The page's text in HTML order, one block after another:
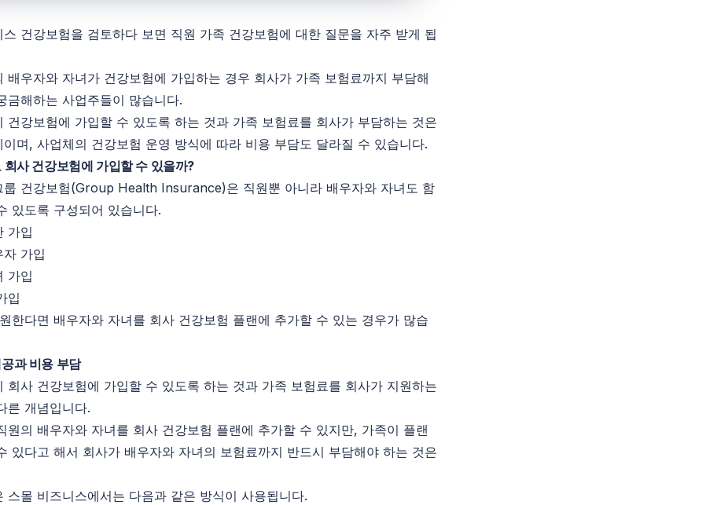
스 건강보험을 검토하다 보면 직원 가족 건강보험에 대한 질문을 자주 받게 됩
배우자와 자녀가 건강보험에 가입하는 경우 회사가 가족 보험료까지 부담해
금해하는 사업주들이 많습니다.
건강보험에 가입할 수 있도록 하는 것과 가족 보험료를 회사가 부담하는 것은
이며, 사업체의 건강보험 운영 방식에 따라 비용 부담도 달라질 수 있습니다.
회사 건강보험에 가입할 수 있을까?
룹 건강보험(Group Health Insurance)은 직원뿐 아니라 배우자와 자녀도 함
있도록 구성되어 있습니다.
가입
가입
가입
입
한다면 배우자와 자녀를 회사 건강보험 플랜에 추가할 수 있는 경우가 많습
과 비용 부담
회사 건강보험에 가입할 수 있도록 하는 것과 가족 보험료를 회사가 지원하는
른 개념입니다.
원의 배우자와 자녀를 회사 건강보험 플랜에 추가할 수 있지만, 가족이 플랜
있다고 해서 회사가 배우자와 자녀의 보험료까지 반드시 부담해야 하는 것은
스몰 비즈니스에서는 다음과 같은 방식이 사용됩니다.